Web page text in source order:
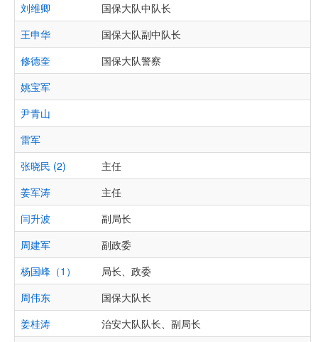
刘维卿
国保大队中队长
王申华
国保大队副中队长
修德奎
国保大队警察
姚宝军
尹青山
雷军
张晓民 (2)
主任
姜军涛
主任
闫升波
副局长
周建军
副政委
杨国峰（1）
局长、政委
周伟东
国保大队长
姜桂涛
治安大队队长、副局长